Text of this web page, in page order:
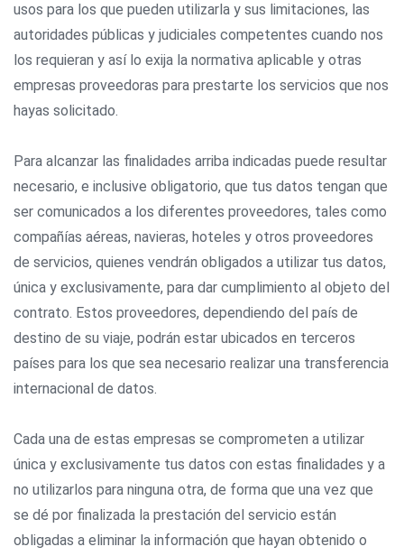
usos para los que pueden utilizarla y sus limitaciones, las
autoridades públicas y judiciales competentes cuando nos
los requieran y así lo exija la normativa aplicable y otras
empresas proveedoras para prestarte los servicios que nos
hayas solicitado.
Para alcanzar las finalidades arriba indicadas puede resultar
necesario, e inclusive obligatorio, que tus datos tengan que
ser comunicados a los diferentes proveedores, tales como
compañías aéreas, navieras, hoteles y otros proveedores
de servicios, quienes vendrán obligados a utilizar tus datos,
única y exclusivamente, para dar cumplimiento al objeto del
contrato. Estos proveedores, dependiendo del país de
destino de su viaje, podrán estar ubicados en terceros
países para los que sea necesario realizar una transferencia
internacional de datos.
Cada una de estas empresas se comprometen a utilizar
única y exclusivamente tus datos con estas finalidades y a
no utilizarlos para ninguna otra, de forma que una vez que
se dé por finalizada la prestación del servicio están
obligadas a eliminar la información que hayan obtenido o